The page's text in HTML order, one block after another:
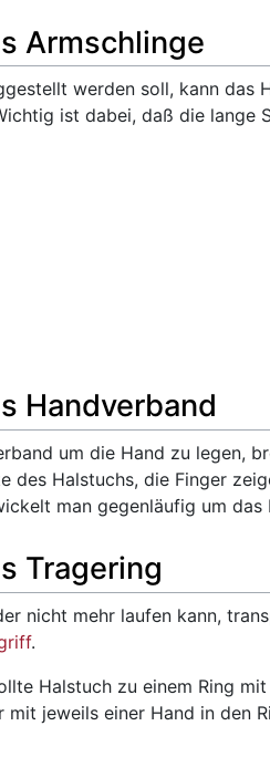
Armschlinge
werden soll, kann das
ist dabei, daß die lange
Handverband
um die Hand zu legen,
des Halstuchs, die Finger
man gegenläufig um
Tragering
nicht mehr laufen kann,
.
Halstuch zu einem Ring
mit jeweils einer Hand in den